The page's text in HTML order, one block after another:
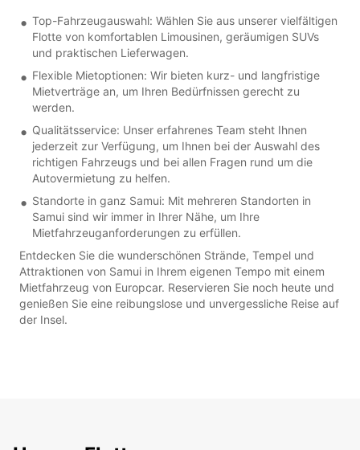
Top-Fahrzeugauswahl: Wählen Sie aus unserer vielfältigen
Flotte von komfortablen Limousinen, geräumigen SUVs
und praktischen Lieferwagen.
Flexible Mietoptionen: Wir bieten kurz- und langfristige
Mietverträge an, um Ihren Bedürfnissen gerecht zu
werden.
Qualitätsservice: Unser erfahrenes Team steht Ihnen
jederzeit zur Verfügung, um Ihnen bei der Auswahl des
richtigen Fahrzeugs und bei allen Fragen rund um die
Autovermietung zu helfen.
Standorte in ganz Samui: Mit mehreren Standorten in
Samui sind wir immer in Ihrer Nähe, um Ihre
Mietfahrzeuganforderungen zu erfüllen.
Entdecken Sie die wunderschönen Strände, Tempel und
Attraktionen von Samui in Ihrem eigenen Tempo mit einem
Mietfahrzeug von Europcar. Reservieren Sie noch heute und
genießen Sie eine reibungslose und unvergessliche Reise auf
der Insel.